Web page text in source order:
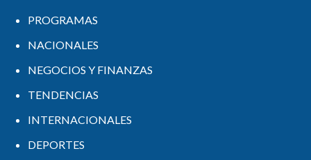
PROGRAMAS
NACIONALES
NEGOCIOS Y FINANZAS
TENDENCIAS
INTERNACIONALES
DEPORTES